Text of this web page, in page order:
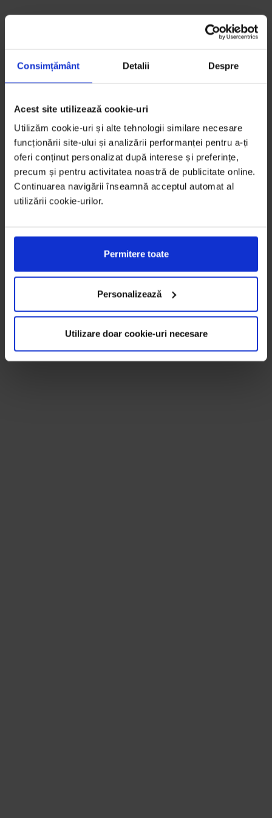
Consimțământ Detalii Despre
Acest site utilizează cookie-uri
Utilizăm cookie-uri și alte tehnologii similare necesare
funcționării site-ului și analizării performanței pentru a-ți
oferi conținut personalizat după interese și preferințe,
precum și pentru activitatea noastră de publicitate online.
Continuarea navigării înseamnă acceptul automat al
utilizării cookie-urilor.
Permitere toate
Personalizează
Utilizare doar cookie-uri necesare